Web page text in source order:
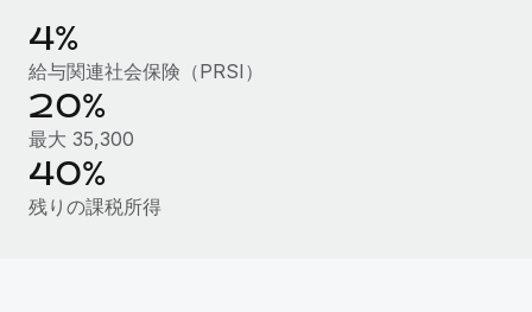
Compliance Watchtower
コンプライアンスリスクを先回りして対応
デバイス管理
ITデバイスを世界規模で提供・管理
法人設立
法令順守した法人をスピーディに設立
グローバル給与処理
EORおよびPEO
4%
給与関連社会保険（PRSI）
20%
最大 35,300
40%
残りの課税所得